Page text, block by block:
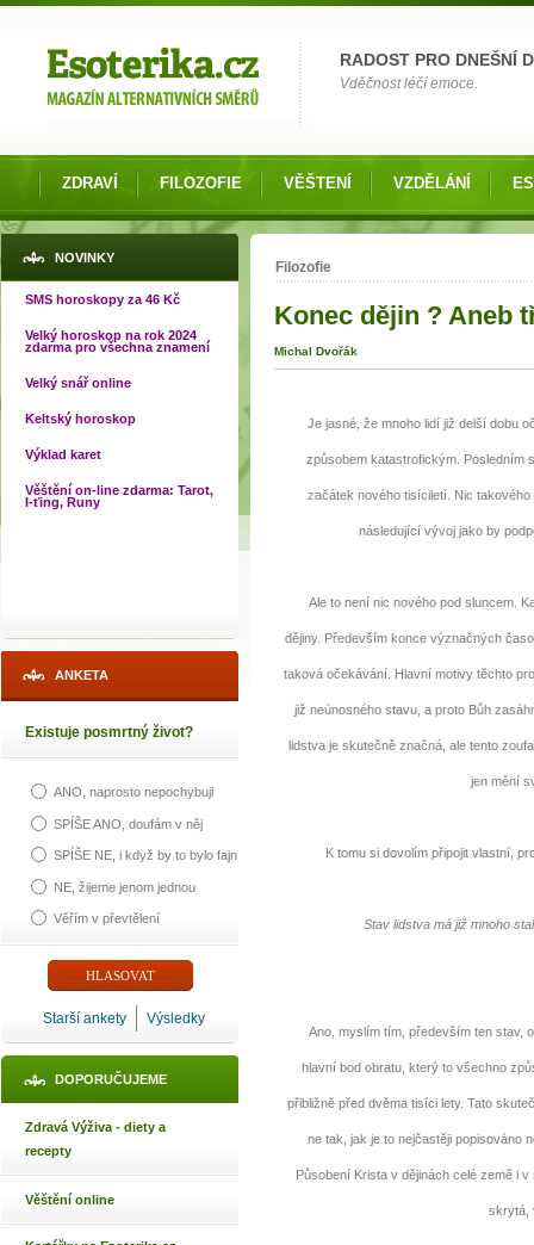
RADOST PRO DNEŠNÍ
Vděčnost léčí emoce.
ZDRAVÍ FILOZOFIE VĚŠTENÍ VZDĚLÁNÍ
NOVINKY
SMS horoskopy za 46 Kč
Velký horoskop na rok 2024
zdarma pro všechna znamení
Velký snář online
Keltský horoskop
Výklad karet
Věštění on-line zdarma: Tarot,
I-ťing, Runy
ANKETA
Existuje posmrtný život?
ANO, naprosto nepochybuji
SPÍŠE ANO, doufám v něj
SPÍŠE NE, i když by to bylo fajn
NE, žijeme jenom jednou
Věřím v převtělení
Starší ankety Výsledky
DOPORUČUJEME
Zdravá Výživa - diety a
recepty
Věštění online
Jste zde
Filozofie
Konec dějin ? Aneb
Michal Dvořák
Je jasné, že mnoho lidí již delší dobu
způsobem katastrofickým. Posledním
začátek nového tisíciletí. Nic
následující vývoj jako by
Ale to není nic nového pod sluncem.
dějiny. Především konce význačných
taková očekávání. Hlavní motivy těchto
již neúnosného stavu, a proto Bůh
lidstva je skutečně značná, ale tento
jen mění
K tomu si dovolím připojit vlastní,
Stav lidstva má již mnoho
Ano, myslím tím, především ten stav,
hlavní bod obratu, který to všechno
přibližně před dvěma tisíci lety. Tato
ne tak, jak je to nejčastěji popisováno
Působení Krista v dějinách celé země i
skrytá,